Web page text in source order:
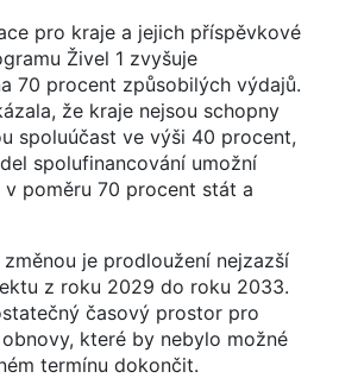
pro kraje a jejich příspěvkové
Živel 1 zvyšuje
70 procent způsobilých výdajů.
že kraje nejsou schopny
spoluúčast ve výši 40 procent,
spolufinancování umožní
poměru 70 procent stát a
je prodloužení nejzazší
z roku 2029 do roku 2033.
časový prostor pro
které by nebylo možné
termínu dokončit.